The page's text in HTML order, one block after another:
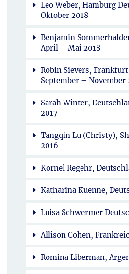
Leo Weber, Hamburg
Oktober 2018
Benjamin
April – Mai 2018
Robin Sievers,
September – November
Sarah Winter,
2017
Tangqin Lu (Christy),
2016
Kornel Regehr,
Katharina Kuenne,
Luisa Schwermer
Allison Cohen,
Romina Liberman,